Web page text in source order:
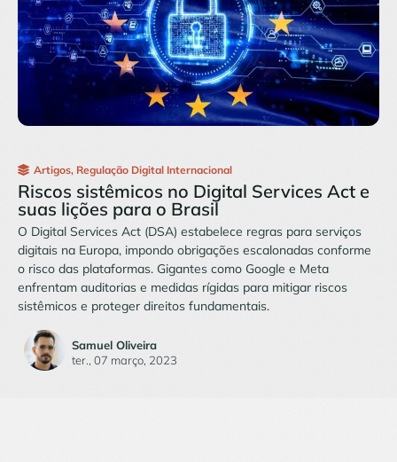
Artigos, Regulação Digital Internacional
Riscos sistêmicos no Digital Services Act e
suas lições para o Brasil
O Digital Services Act (DSA) estabelece regras para serviços
digitais na Europa, impondo obrigações escalonadas conforme
o risco das plataformas. Gigantes como Google e Meta
enfrentam auditorias e medidas rígidas para mitigar riscos
sistêmicos e proteger direitos fundamentais.
Samuel Oliveira
ter., 07 março, 2023